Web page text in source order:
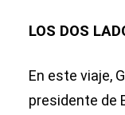
LOS DOS
En este viaje,
presidente de